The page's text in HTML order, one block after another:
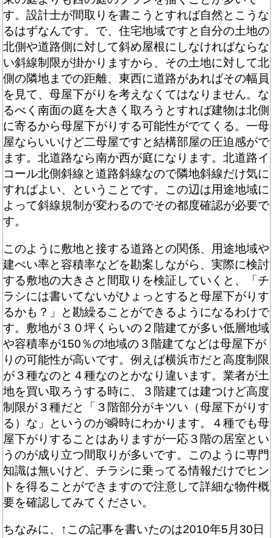
す。設計士が間取りを書こうとすれば自然とこうな
るはずなんです。で、住宅地域ですと自分の土地の
北側や道路側に対して斜め屋根にしなければならな
い斜線制限が掛かりますから、その土地に対して北
側の隣地までの距離、東西に道路があればその幅員
を見て、母屋下がりを考えなくてはなりません。な
るべく南面の庭を大きく取ろうとすれば建物は北側
に寄るから母屋下がりする可能性がでてくる。一母
屋ならいいけど二母屋ですと結構部屋の圧迫感がで
ます。北道路なら南か西が庭になります。北道路イ
コール北側斜線と道路斜線なので隣地斜線だけ気に
すればよい、ということです。この辺は用途地域に
よって斜線規制が変わるのでその都度確認が必要で
す。
このように敷地と接する道路との関係、用途地域や
建ぺい率と容積率などを勘案しながら、実際に検討
する敷地の大きさと間取りを検証していくと、「チ
ラシには書いてないがひょっとすると母屋下がりす
るかも？」と勘繰ることができるようになるわけで
す。敷地が３０坪くらいの２階建てが多い低層地域
や容積率が150％の地域の３階建てなどは母屋下が
りの可能性が高いです。例えば横浜市だと高度制限
が３種なのと４種なのとかなり違います。業者が土
地を買い取ろうする時に、３階建ては建つけど高度
制限が３種だと「３階部分がキツい（母屋下がりす
る）な」というのが瞬時にわかります。４種でも母
屋下がりすることはありますが一応３階の居室とい
うのが成り立つ間取りが多いです。このように専門
知識は無いけど、チラシに乗ってる情報だけでヒン
トを得ることができますので注意して詳細な物件概
要を確認してみてください。
ちなみに、↑この記事を書いたのは2010年5月30日